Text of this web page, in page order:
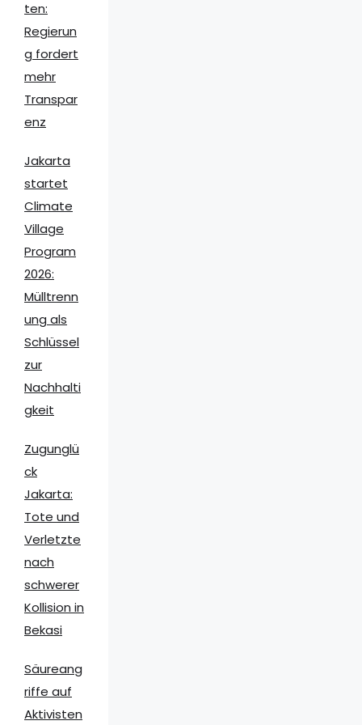
ten:
Regierun
g fordert
mehr
Transpar
enz
Jakarta
startet
Climate
Village
Program
2026:
Mülltrenn
ung als
Schlüssel
zur
Nachhalti
gkeit
Zugunglü
ck
Jakarta:
Tote und
Verletzte
nach
schwerer
Kollision in
Bekasi
Säureang
riffe auf
Aktivisten